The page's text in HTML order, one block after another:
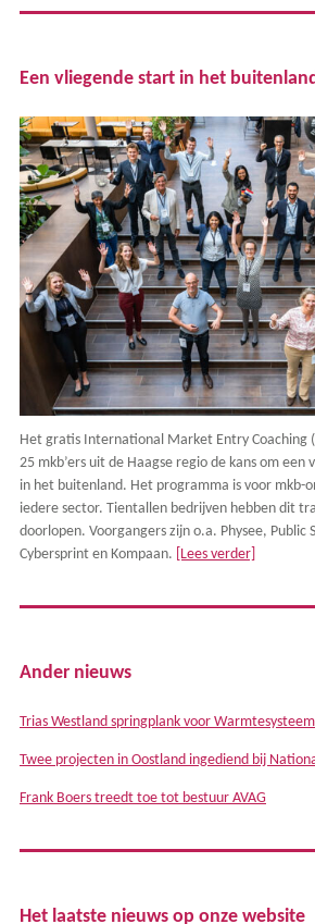
Een vliegende start in het buitenland
Het gratis International Market Entry Coaching
25 mkb’ers uit de Haagse regio de kans om
in het buitenland. Het programma is voor mkb-
iedere sector. Tientallen bedrijven hebben dit
doorlopen. Voorgangers zijn o.a. Physee, Public
Cybersprint en Kompaan.
[Lees verder]
Ander nieuws
Trias Westland springplank voor
Twee projecten in Oostland ingediend bij
Frank Boers treedt toe tot bestuur AVAG
Het laatste nieuws op onze website